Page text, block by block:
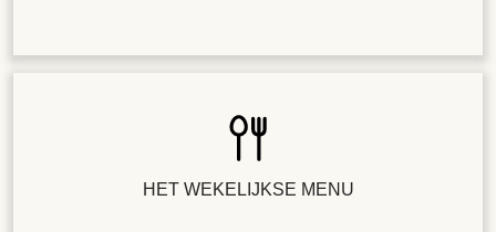
HET WEKELIJKSE MENU